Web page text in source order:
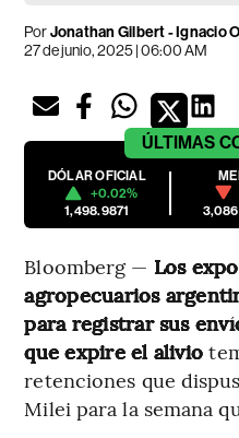
PorJonathan Gilbert - Ignacio
27 de junio, 2025 | 06:00 AM
ÚLTIMAS
DÓLAR OFICIAL
+0.02%
1,498.9871
Bloomberg — Los
agropecuarios
para registrar sus
que expire el alivio
retenciones que
Milei para la semana